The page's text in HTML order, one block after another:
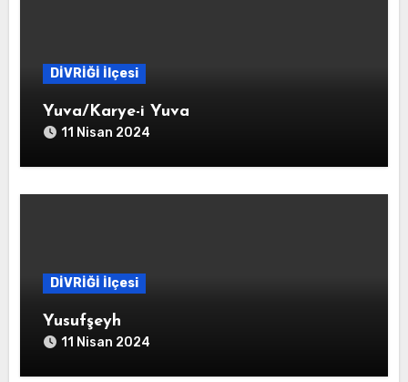
DİVRİĞİ İlçesi
Yuva/Karye-i Yuva
11 Nisan 2024
DİVRİĞİ İlçesi
Yusufşeyh
11 Nisan 2024